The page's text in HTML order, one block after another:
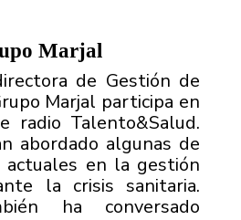
Marjal
de Gestión de
Marjal participa en
radio Talento&Salud.
abordado algunas de
actuales en la gestión
la crisis sanitaria.
ha conversado